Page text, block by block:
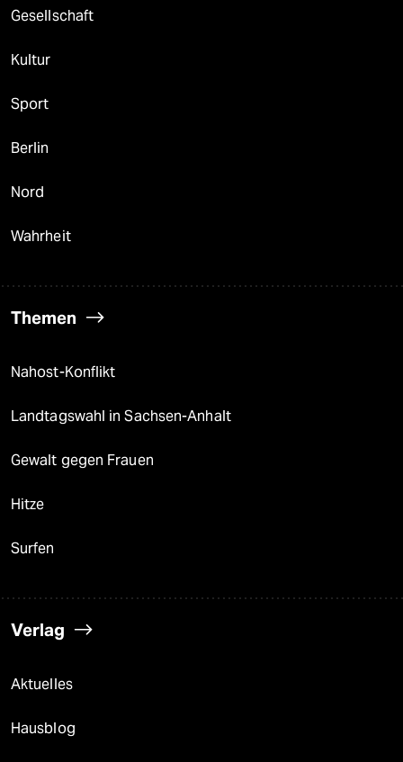
Gesellschaft
Kultur
Sport
Berlin
Nord
Wahrheit
Themen
Nahost-Konflikt
Landtagswahl in Sachsen-Anhalt
Gewalt gegen Frauen
Hitze
Surfen
Verlag
Aktuelles
Hausblog